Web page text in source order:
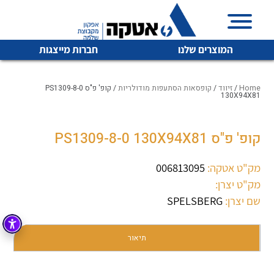
המוצרים שלנו חברות מייצגות
איכות | שרות | זמינות
והפצה של מוצרי
מיתוג, בקרה , ואינסטלציה חשמלית ופעילה ב7 תחומים:
חשמל מיתוג ואינסטלציה חשמלית
בקרה
זיווד
לכל מוצרי היצרן לכל מוצרי היצרן
לכל מוצרי היצרן לכל מוצרי היצרן
Home
/זיווד/ קופסאות הסתעפות מודולריות / קופ' פ"ס PS1309-8-0
130X94X81
קופ' פ"ס PS1309-8-0 130X94X81
מק"ט אטקה: 006813095
מק"ט יצרן:
שם יצרן: SPELSBERG
תיאור